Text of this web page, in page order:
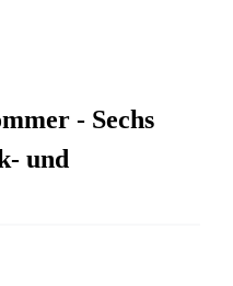
- Sechs
und